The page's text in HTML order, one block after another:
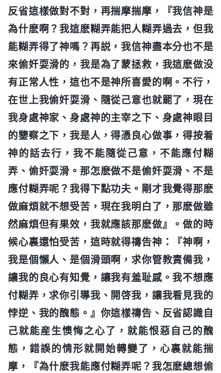
反省這樣做對不對，再揣摩揣摩，『我信神是
為什麽啊？我這麽糊弄能把人糊弄過去，但我
能糊弄得了神嗎？再説，我信神盡本分也不是
來偷奸耍滑的，我是為了蒙拯救，我這麽做没
有正常人性，這也不是神所喜愛的啊。不行，
在世上我偷奸耍滑、隨從己意也就罷了，現在
我身處神家、身處神的主宰之下、身處神眼目
的鑒察之下，我是人，得憑良心做事，得按着
神的話去行，我不能隨從己意，不能應付糊
弄、偷奸耍滑。那怎麽做不是偷奸耍滑、不是
應付糊弄呢？我得下點功夫。剛才我覺得那麽
做麻煩就不想受苦，現在我明白了，那麽做雖
然麻煩但有果效，我就應該那麽做』。做的時
候心裏還怕受苦，這時就得禱告神：『神啊，
我是個懶人、是個滑頭啊，求你管教責備我，
讓我的良心有知覺，讓我有羞耻感。我不想應
付糊弄，求你引導我、開啓我，讓我看見我的
悖逆、我的醜態。』你這樣禱告、反省認識自
己就能産生懊悔之心了，就能恨惡自己的醜
態，錯誤的情形就開始轉變了，心裏就能揣
摩，『為什麽我能應付糊弄呢？我怎麽總想偷